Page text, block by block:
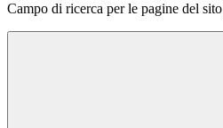
Campo di ricerca per le pagine del sito